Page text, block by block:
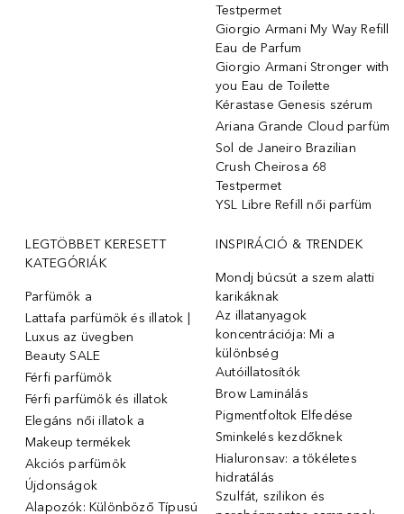
Testpermet
Giorgio Armani My Way Refill
Eau de Parfum
Giorgio Armani Stronger with
you Eau de Toilette
Kérastase Genesis szérum
Ariana Grande Cloud parfüm
Sol de Janeiro Brazilian
Crush Cheirosa 68
Testpermet
YSL Libre Refill női parfüm
LEGTÖBBET KERESETT
KATEGÓRIÁK
Parfümök ️a
Lattafa parfümök és illatok |
Luxus az üvegben
Beauty SALE
Férfi parfümök
Férfi parfümök és illatok
Elegáns női illatok ️a
Makeup termékek
Akciós parfümök
Újdonságok
Alapozók: Különböző Típusú
INSPIRÁCIÓ & TRENDEK
Mondj búcsút a szem alatti
karikáknak
Az illatanyagok
koncentrációja: Mi a
különbség
Autóillatosítók
Brow Laminálás
Pigmentfoltok Elfedése
Sminkelés kezdőknek
Hialuronsav: a tökéletes
hidratálás
Szulfát, szilikon és